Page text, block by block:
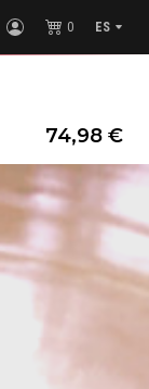
0 ES
74,98 €